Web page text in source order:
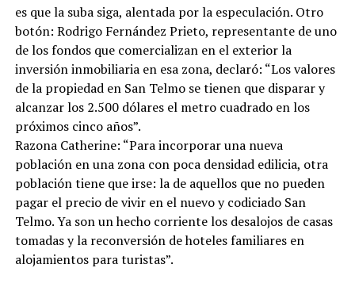
es que la suba siga, alentada por la especulación. Otro
botón: Rodrigo Fernández Prieto, representante de uno
de los fondos que comercializan en el exterior la
inversión inmobiliaria en esa zona, declaró: “Los valores
de la propiedad en San Telmo se tienen que disparar y
alcanzar los 2.500 dólares el metro cuadrado en los
próximos cinco años”.
Razona Catherine: “Para incorporar una nueva
población en una zona con poca densidad edilicia, otra
población tiene que irse: la de aquellos que no pueden
pagar el precio de vivir en el nuevo y codiciado San
Telmo. Ya son un hecho corriente los desalojos de casas
tomadas y la reconversión de hoteles familiares en
alojamientos para turistas”.